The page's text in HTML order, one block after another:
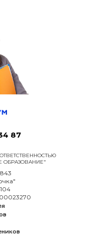
ОБРАЗОВАНИЕ"
87